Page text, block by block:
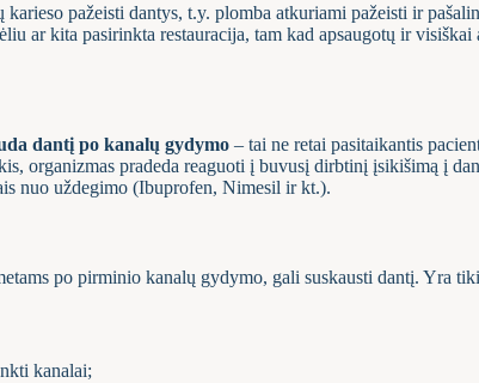
pažeisti dantys, t.y. plomba atkuriami pažeisti ir
ar kita pasirinkta restauracija, tam kad apsaugotų ir
dantį po kanalų gydymo – tai ne retai pasitaikantis
organizmas pradeda reaguoti į buvusį dirbtinį įsikišimą į
nuo uždegimo (Ibuprofen, Nimesil ir kt.).
po pirminio kanalų gydymo, gali suskausti dantį. Yra
kanalai;